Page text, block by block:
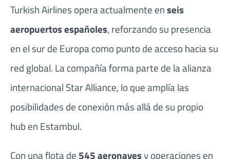
Turkish Airlines opera actualmente enseis
aeropuertos españoles, reforzando su presencia
en el sur de Europa como punto de acceso hacia su
red global. La compañía forma parte de la alianza
internacional Star Alliance, lo que amplía las
posibilidades de conexión más allá de su propio
hub en Estambul.
Con una flota de 545 aeronavesy operaciones en